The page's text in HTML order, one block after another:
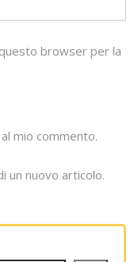
browser per la
mio commento.
un nuovo articolo.